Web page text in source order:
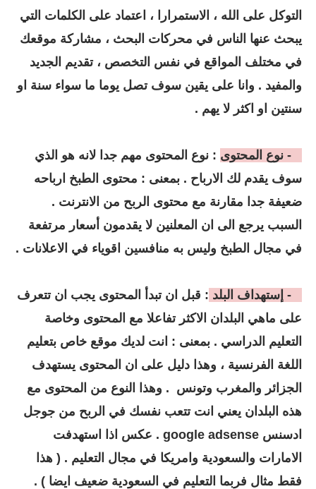
التوكل على الله ، الاستمرارا ، اعتماد على الكلمات التي
يبحث عنها الناس في محركات البحث ، مشاركة موقعك
في مختلف المواقع في نفس التخصص ، تقديم الجديد
والمفيد . وانا على يقين سوف تصل يوما ما سواء سنة او
سنتين او اكثر لا يهم .
: نوع المحتوى مهم جدا لانه هو الذي
سوف يقدم لك الارباح . بمعنى : محتوى الطبخ ارباحه
ضعيفة جدا مقارنة مع محتوى الربح من الانترنت .
السبب يرجع الى ان المعلنين لا يقدمون أسعار مرتفعة
في مجال الطبخ وليس به منافسين اقوياء في الاعلانات .
: قبل ان تبدأ المحتوى يجب ان تتعرف
على ماهي البلدان الاكثر تفاعلا مع المحتوى وخاصة
التعليم الدراسي . بمعنى : انت لديك موقع خاص بتعليم
اللغة الفرنسية ، وهذا دليل على ان المحتوى يستهدف
الجزائر والمغرب وتونس . وهذا النوع من المحتوى مع
هذه البلدان يعني انت تتعب نفسك في الربح من جوجل
ادسنس google adsense . عكس اذا استهدفت
الامارات والسعودية وامريكا في مجال التعليم . ( هذا
فقط مثال فربما التعليم في السعودية ضعيف ايضا ) .